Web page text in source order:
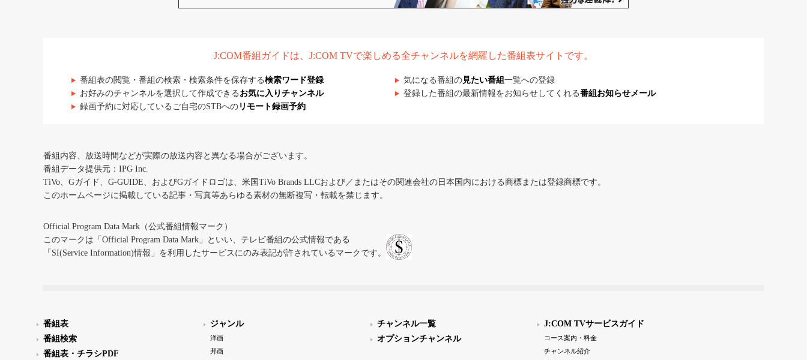
J:COM番組ガイドは、J:COM TVで楽しめる全チャンネルを網羅した番組表サイトです。
番組表の閲覧・番組の検索・検索条件を保存する検索ワード登録 気になる番組の見たい番組 一覧への登録
お好みのチャンネルを選択して作成できる お気に入りチャンネル 登録した番組の最新情報をお知らせしてくれる番組お知らせメール
録画予約に対応しているご自宅のSTBへの リモート録画予約
番組内容、放送時間などが実際の放送内容と異なる場合がございます。
番組データ提供元：IPG Inc.
TiVo、Gガイド、G-GUIDE、およびGガイドロゴは、米国TiVo Brands LLCおよび／またはその関連会社の日本国内における商標または登録商標です。
このホームページに掲載している記事・写真等あらゆる素材の無断複写・転載を禁じます。
Official Program Data Mark（公式番組情報マーク）
このマークは「Official Program Data Mark」といい、テレビ番組の公式情報である
「SI(Service Information)情報」を利用したサービスにのみ表記が許されているマークです。
番組表
番組検索
番組表・チラシPDF
ジャンル
洋画
邦画
チャンネル一覧
オプションチャンネル
J:COM TVサービスガイド
コース案内・料金
チャンネル紹介